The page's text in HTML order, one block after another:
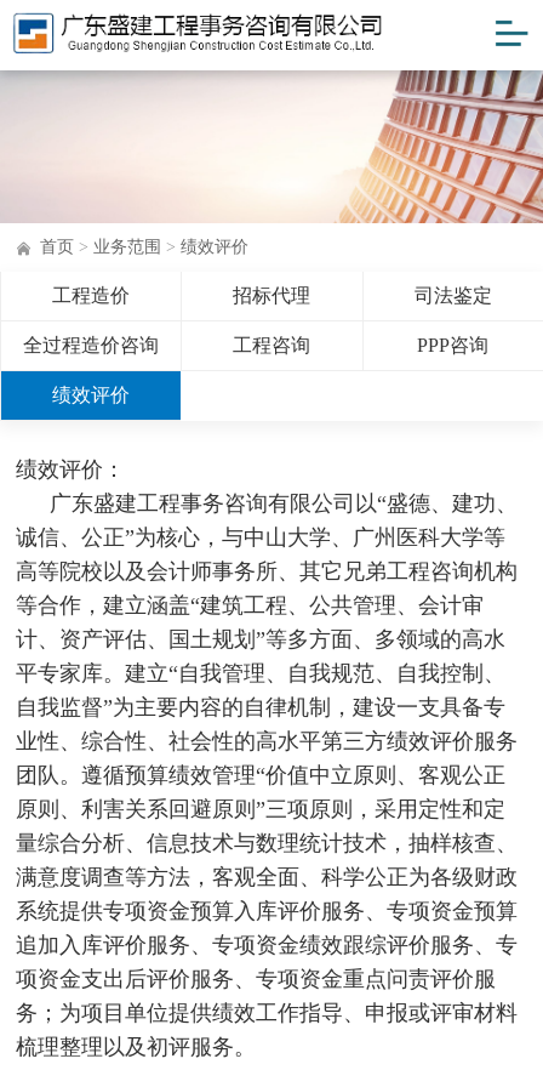
首页 > 业务范围 > 绩效评价
工程造价 招标代理 司法鉴定
全过程造价咨询 工程咨询 PPP咨询
绩效评价
绩效评价：
广东盛建工程事务咨询有限公司以“盛德、建功、
诚信、公正”为核心，与中山大学、广州医科大学等
高等院校以及会计师事务所、其它兄弟工程咨询机构
等合作，建立涵盖“建筑工程、公共管理、会计审
计、资产评估、国土规划”等多方面、多领域的高水
平专家库。建立“自我管理、自我规范、自我控制、
自我监督”为主要内容的自律机制，建设一支具备专
业性、综合性、社会性的高水平第三方绩效评价服务
团队。遵循预算绩效管理“价值中立原则、客观公正
原则、利害关系回避原则”三项原则，采用定性和定
量综合分析、信息技术与数理统计技术，抽样核查、
满意度调查等方法，客观全面、科学公正为各级财政
系统提供专项资金预算入库评价服务、专项资金预算
追加入库评价服务、专项资金绩效跟综评价服务、专
项资金支出后评价服务、专项资金重点问责评价服
务；为项目单位提供绩效工作指导、申报或评审材料
梳理整理以及初评服务。